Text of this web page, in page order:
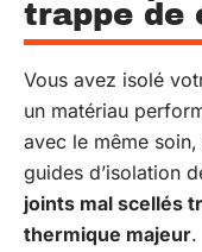
trappe de
Vous avez isolé
un matériau
avec le même
guides d’isolation
joints mal scellés
thermique majeur.